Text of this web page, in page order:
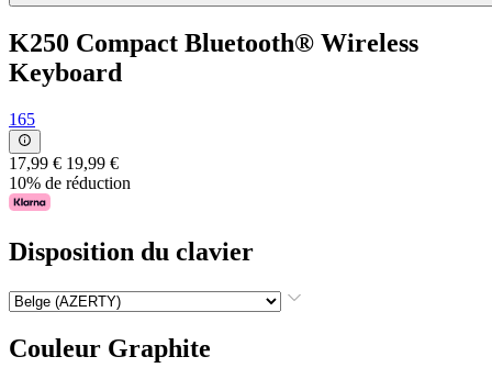
K250 Compact Bluetooth® Wireless
Keyboard
165
17,99 € 19,99 €
10% de réduction
Disposition du clavier
Couleur Graphite